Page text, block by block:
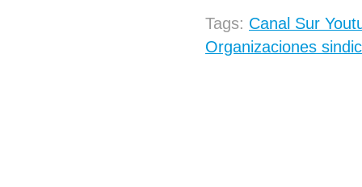
Tags: Canal Sur
Organizaciones